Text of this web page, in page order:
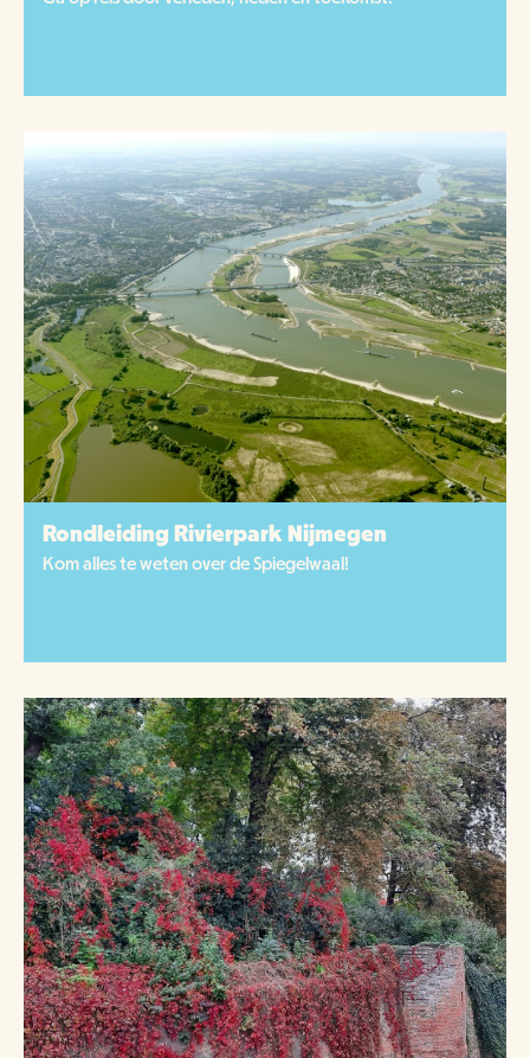
Rondleiding Rivierpark Nijmegen
Kom alles te weten over de Spiegelwaal!